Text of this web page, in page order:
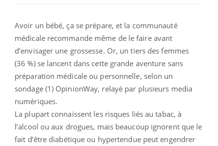
Avoir un bébé, ça se prépare, et la communauté
médicale recommande même de le faire avant
d’envisager une grossesse. Or, un tiers des femmes
(36 %) se lancent dans cette grande aventure sans
préparation médicale ou personnelle, selon un
sondage (1) OpinionWay, relayé par plusieurs media
numériques.
La plupart connaissent les risques liés au tabac, à
l’alcool ou aux drogues, mais beaucoup ignorent que le
fait d’être diabétique ou hypertendue peut engendrer